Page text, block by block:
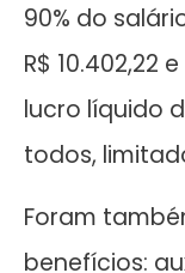
90% do
R$ 10.402,22
lucro líquido
todos,
Foram
benefícios: